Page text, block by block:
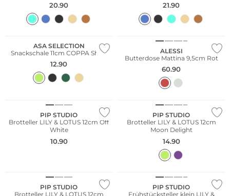
20.90 21.90
ASA SELECTION
Snackschale 11cm COPPA Shiso
12.90
Nachhaltig
ALESSI
Butterdose Mattina 9,5cm Rot
60.90
PIP STUDIO
Brotteller LILY & LOTUS 12cm Off
White
10.90
PIP STUDIO
Brotteller LILY & LOTUS 12cm
Moon Delight
14.90
PIP STUDIO
Brotteller LILY & LOTUS 12cm
PIP STUDIO
Frühstücksteller klein LILY &